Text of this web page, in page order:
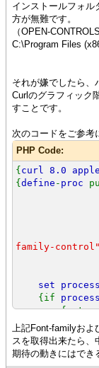
インストールフォル
方が無難です。
（OPEN-
C:\Program Files
それが嫌でしたら、
Curlのグラフィック
すことです。
次のコードをご参考
PHP Code:
{ curl 8.0
{ define - proc
family-control"
set
{if
}
{if-non-
上記Font-familyおよ
スを取得出来たら、
期待の動きにはでき